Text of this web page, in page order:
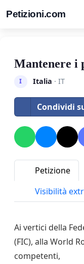
Petizioni.com
Mantenere i
I Italia · IT
Condividi
Petizione
Visibilità
Ai vertici della
(FIC), alla World
competenti,